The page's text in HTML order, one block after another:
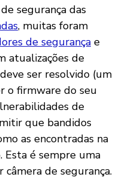
de segurança das
, muitas foram
de segurança e
atualizações de
ser resolvido (um
o firmware do seu
de
que bandidos
as encontradas na
Esta é sempre uma
de segurança.